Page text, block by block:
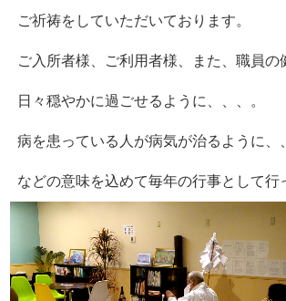
ご祈祷をしていただいております。
ご入所者様、ご利用者様、また、職員の
日々穏やかに過ごせるように、、、。
病を患っている人が病気が治るように、
などの意味を込めて毎年の行事として行